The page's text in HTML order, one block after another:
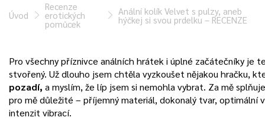
Úvod
Recenze
erotických
pomůcek
Anální kolík Velvet s pulzy, aneb
hýčkej si svou prdelku – RECENZE
Pro všechny příznivce análních hrátek i úplné začátečníky je
stvořený. Už dlouho jsem chtěla vyzkoušet nějakou hračku,
pozadí, a myslím, že líp jsem si nemohla vybrat. Za mě
pro mě důležité – příjemný materiál, dokonalý tvar, optimální
intenzit vibrací.